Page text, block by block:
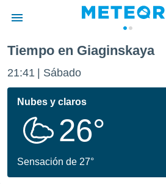
de
ha
calidad.
a este
las
Tiempo en Giaginskaya
21:41 Sábado
Nubes y claros
26°
Sensación de 27°